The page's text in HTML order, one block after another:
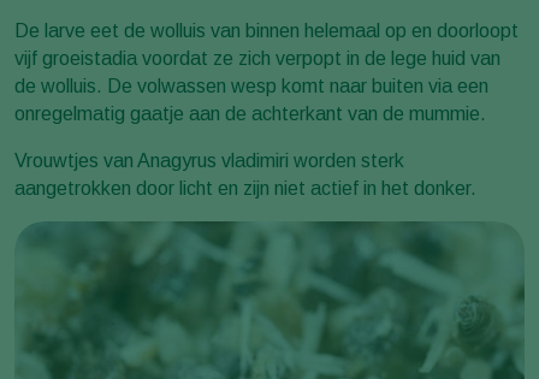
De larve eet de wolluis van binnen helemaal op en doorloopt
vijf groeistadia voordat ze zich verpopt in de lege huid van
de wolluis. De volwassen wesp komt naar buiten via een
onregelmatig gaatje aan de achterkant van de mummie.
Vrouwtjes van Anagyrus vladimiri worden sterk
aangetrokken door licht en zijn niet actief in het donker.